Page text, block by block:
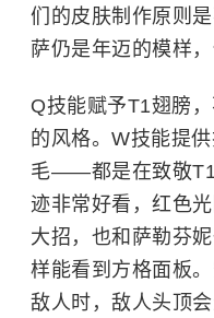
们的皮肤制作原则
萨仍是年迈的模样
Q技能赋予T1翅膀
的风格。W技能提
毛——都是在致敬T1
迹非常好看，红色
大招，也和萨勒芬
样能看到方格面板
敌人时，敌人头顶